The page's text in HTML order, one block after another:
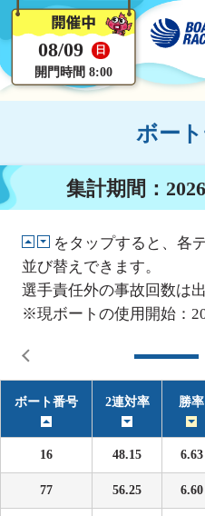
08/09 日
開門時間 8:00
ボー
集計期間：
をタップすると、各
並び替えできます。
選手責任外の事故回数は
※現ボートの使用開始：
ボート番号 2連対率 勝率
16 48.15 6.63
77 56.25 6.60